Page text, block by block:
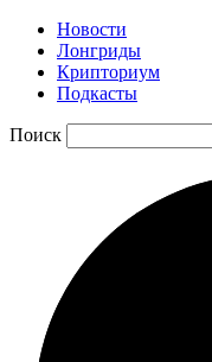
Новости
Лонгриды
Крипториум
Подкасты
Поиск